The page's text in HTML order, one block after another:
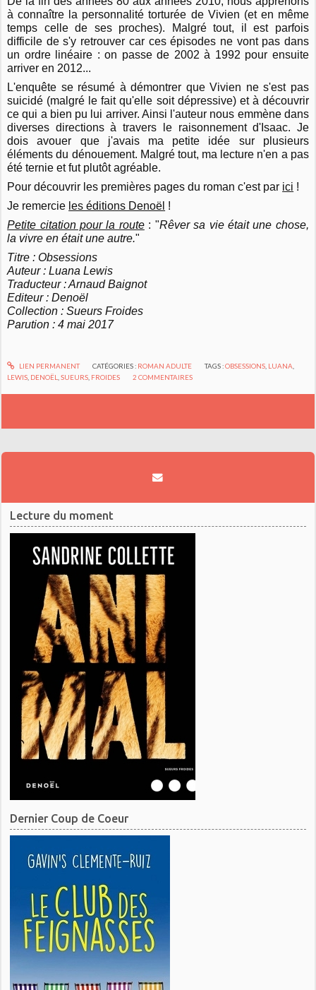
à connaître la personnalité torturée de Vivien (et en même
temps celle de ses proches). Malgré tout, il est parfois
difficile de s'y retrouver car ces épisodes ne vont pas dans
un ordre linéaire : on passe de 2002 à 1992 pour ensuite
arriver en 2012...
L'enquête se résumé à démontrer que Vivien ne s'est pas
suicidé (malgré le fait qu'elle soit dépressive) et à découvrir
ce qui a bien pu lui arriver. Ainsi l'auteur nous emmène dans
diverses directions à travers le raisonnement d'Isaac. Je
dois avouer que j'avais ma petite idée sur plusieurs
éléments du dénouement. Malgré tout, ma lecture n'en a pas
été ternie et fut plutôt agréable.
Pour découvrir les premières pages du roman c'est par ici !
Je remercie les éditions Denoël !
Petite citation pour la route: "Rêver sa vie était une chose,
la vivre en était une autre."
Titre : Obsessions
Auteur : Luana Lewis
Traducteur : Arnaud Baignot
Editeur : Denoël
Collection : Sueurs Froides
Parution : 4 mai 2017
LIEN PERMANENT CATÉGORIES : ROMAN ADULTE TAGS :OBSESSIONS LUANA
LEWIS DENOËL ,SUEURS FROIDES 2 COMMENTAIRES
Lecture du moment
Dernier Coup de Coeur